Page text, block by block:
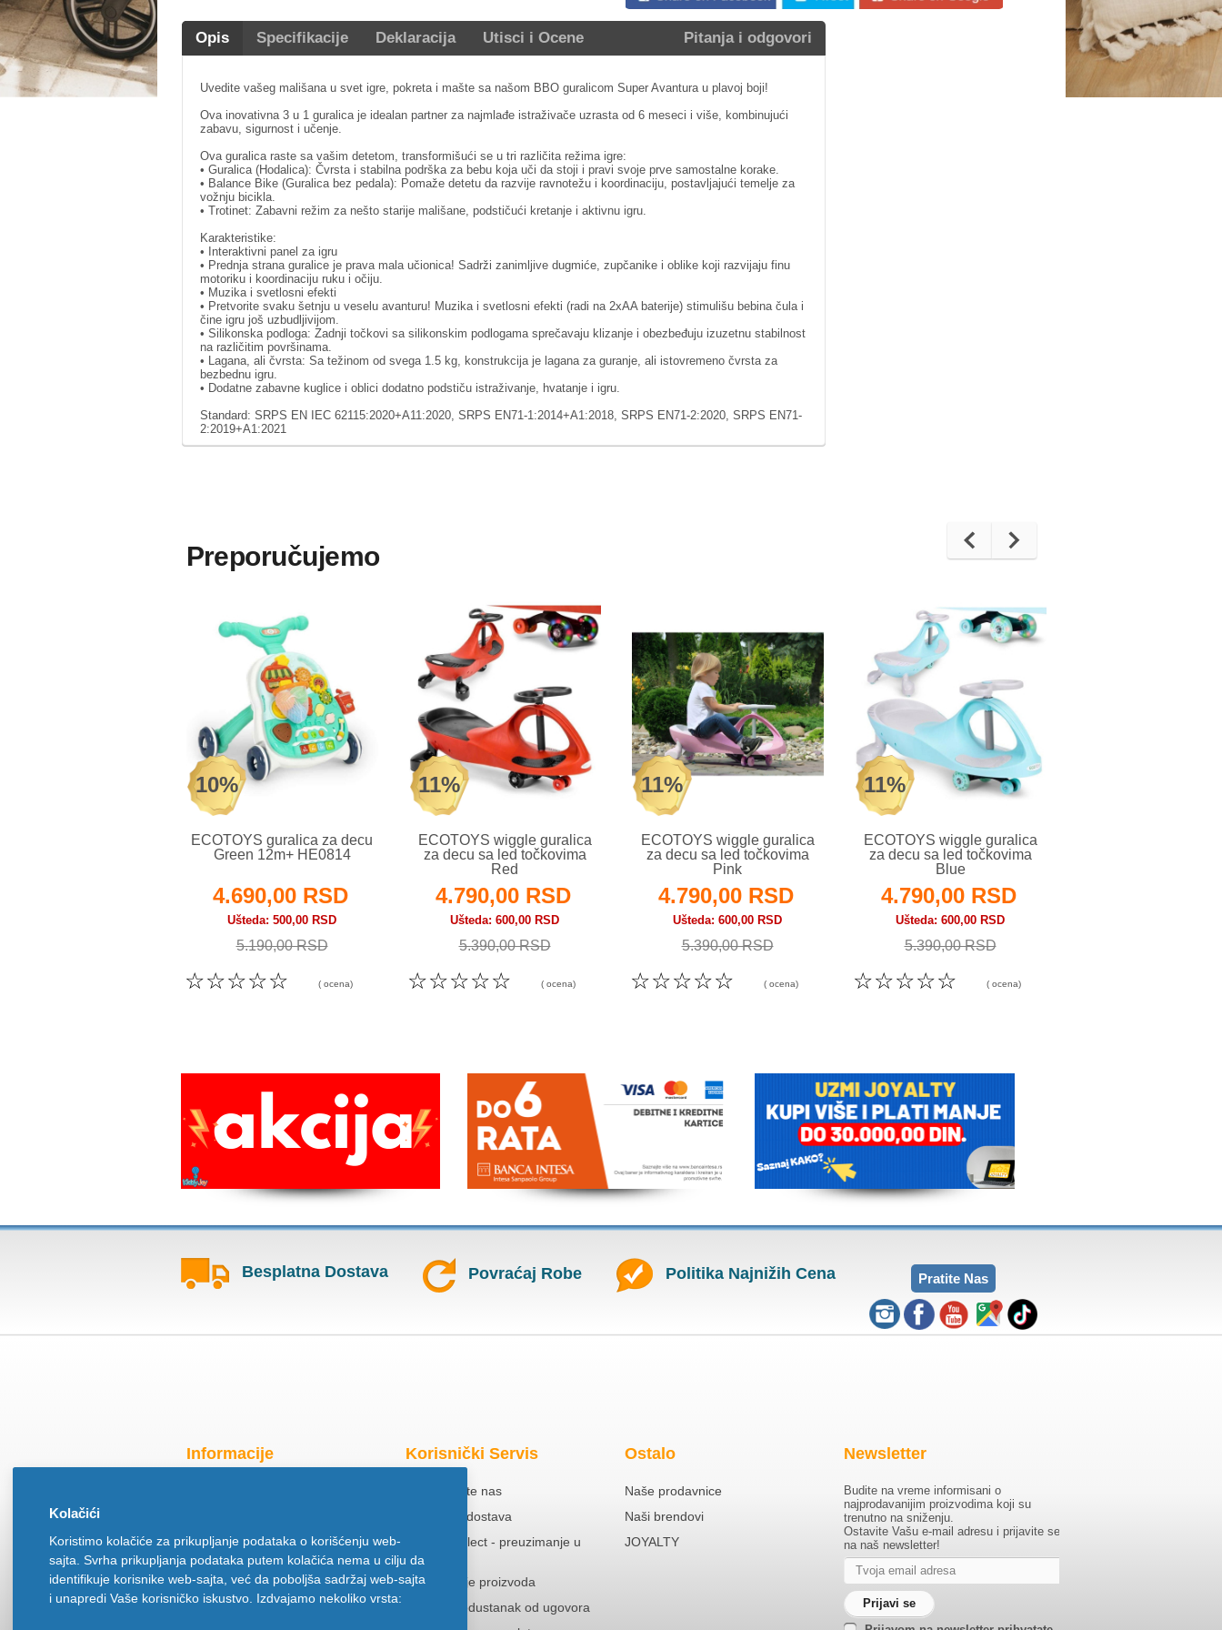
Opis Specifikacije Deklaracija Utisci i Ocene Pitanja i odgovori
Uvedite vašeg mališana u svet igre, pokreta i mašte sa našom BBO guralicom Super Avantura u plavoj boji!
Ova inovativna 3 u 1 guralica je idealan partner za najmlađe istraživače uzrasta od 6 meseci i više, kombinujući
zabavu, sigurnost i učenje.
Ova guralica raste sa vašim detetom, transformišući se u tri različita režima igre:
• Guralica (Hodalica): Čvrsta i stabilna podrška za bebu koja uči da stoji i pravi svoje prve samostalne korake.
• Balance Bike (Guralica bez pedala): Pomaže detetu da razvije ravnotežu i koordinaciju, postavljajući temelje za
vožnju bicikla.
• Trotinet: Zabavni režim za nešto starije mališane, podstičući kretanje i aktivnu igru.
Karakteristike:
• Interaktivni panel za igru
• Prednja strana guralice je prava mala učionica! Sadrži zanimljive dugmiće, zupčanike i oblike koji razvijaju finu
motoriku i koordinaciju ruku i očiju.
• Muzika i svetlosni efekti
• Pretvorite svaku šetnju u veselu avanturu! Muzika i svetlosni efekti (radi na 2xAA baterije) stimulišu bebina čula i
čine igru još uzbudljivijom.
• Silikonska podloga: Zadnji točkovi sa silikonskim podlogama sprečavaju klizanje i obezbeđuju izuzetnu stabilnost
na različitim površinama.
• Lagana, ali čvrsta: Sa težinom od svega 1.5 kg, konstrukcija je lagana za guranje, ali istovremeno čvrsta za
bezbednu igru.
• Dodatne zabavne kuglice i oblici dodatno podstiču istraživanje, hvatanje i igru.
Standard: SRPS EN IEC 62115:2020+A11:2020, SRPS EN71-1:2014+A1:2018, SRPS EN71-2:2020, SRPS EN71-
2:2019+A1:2021
Preporučujemo
10%
ECOTOYS guralica za decu
Green 12m+ HE0814
4.690,00 RSD
Ušteda 500,00 RSD
5.190,00 RSD
☆
☆
☆
☆
☆ ( ocena)
11%
ECOTOYS wiggle guralica
za decu sa led točkovima
Red
4.790,00 RSD
Ušteda 600,00 RSD
5.390,00 RSD
☆
☆
☆
☆
☆ ( ocena)
11%
ECOTOYS wiggle guralica
za decu sa led točkovima
Pink
4.790,00 RSD
Ušteda 600,00 RSD
5.390,00 RSD
☆
☆
☆
☆
☆ ( ocena)
11%
ECOTOYS wiggle guralica
za decu sa led točkovima
Blue
4.790,00 RSD
Ušteda 600,00 RSD
5.390,00 RSD
☆
☆
☆
☆
☆ ( ocena)
Besplatna Dostava Povraćaj Robe Politika Najnižih Cena Pratite Nas
Informacije
Način isporuke
Načini plaćanja
Politika privatnosti
Korisnički Servis
Kontaktirajte nas
Besplatna dostava
Click & Collect - preuzimanje u
prodavnici
Reklamacije proizvoda
Pravo na odustanak od ugovora
Ostalo
Naše prodavnice
Naši brendovi
JOYALTY
Newsletter
Budite na vreme informisani o
najprodavanijim proizvodima koji su
trenutno na sniženju.
Ostavite Vašu e-mail adresu i prijavite se
na naš newsletter!
Kolačići
Koristimo kolačiće za prikupljanje podataka o korišćenju web-
sajta. Svrha prikupljanja podataka putem kolačića nema u cilju da
identifikuje korisnike web-sajta, već da poboljša sadržaj web-sajta
i unapredi Vaše korisničko iskustvo. Izdvajamo nekoliko vrsta: